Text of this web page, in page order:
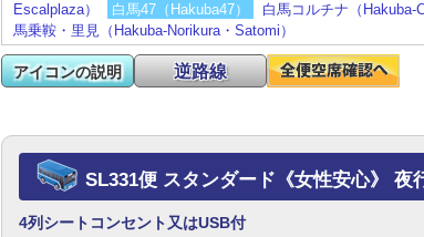
Escalplaza）
白馬47（Hakuba47） 白馬コルチナ（Hakuba-
馬乗鞍・里見（Hakuba-Norikura・Satomi）
アイコンの説明 逆路線
SL331便 スタンダード《女性安心》 夜
4列シートコンセント又はUSB付